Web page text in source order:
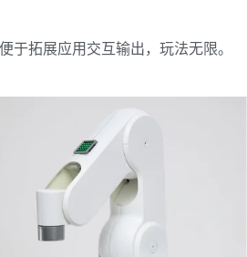
于拓展应用交互输出，玩法无限。